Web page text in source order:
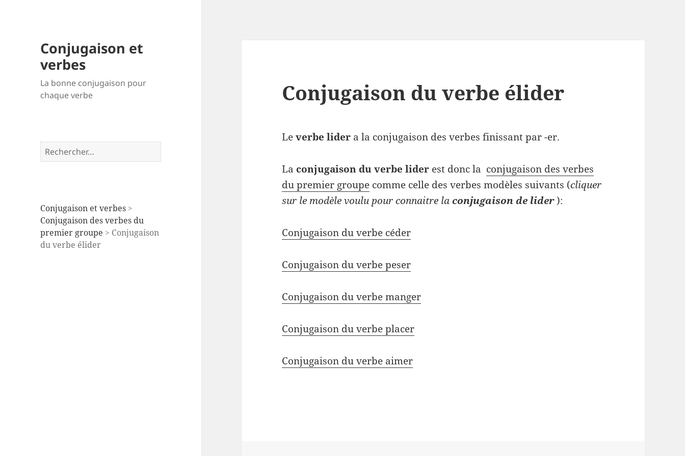
Conjugaison et
verbes
La bonne conjugaison pour
chaque verbe
Rechercher :
Conjugaison et verbes >
Conjugaison des verbes du
premier groupe > Conjugaison
du verbe élider
Conjugaison du verbe élider
Leverbe lider a la conjugaison des verbes finissant par -er.
La conjugaison du verbe lider est donc la conjugaison des verbes
du premier groupe comme celle des verbes modèles suivants (cliquer
sur le modèle voulu pour connaitre laconjugaison de lider):
Conjugaison du verbe céder
Conjugaison du verbe peser
Conjugaison du verbe manger
Conjugaison du verbe placer
Conjugaison du verbe aimer